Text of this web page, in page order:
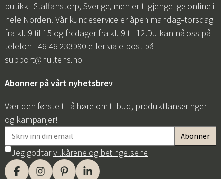
butikk i Staffanstorp, Sverige, men er tilgjengelige online i
hele Norden. Vår kundeservice er åpen mandag–torsdag
fra kl. 9 til 15 og fredager fra kl. 9 til 12.Du kan nå oss på
telefon +46 46 233090 eller via e-post på
support@hultens.no
Abonner på vårt nyhetsbrev
Vær den første til å høre om tilbud, produktlanseringer
og kampanjer!
Jeg godtarvilkårene og betingelsene